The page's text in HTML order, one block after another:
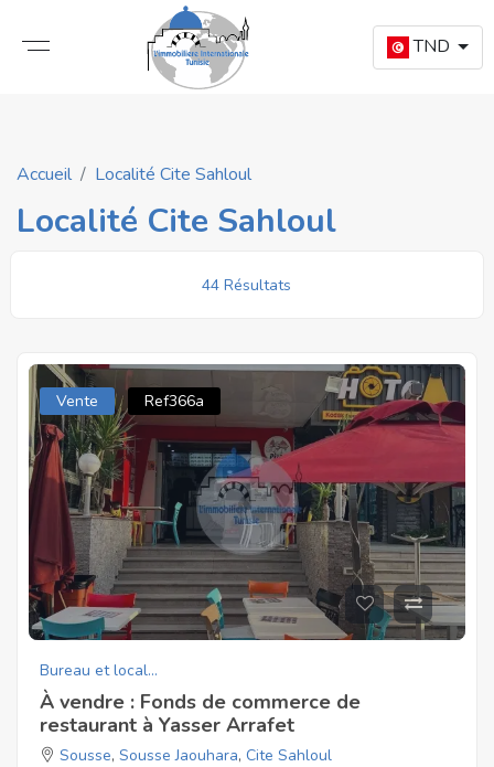
TND
Accueil Localité Cite Sahloul
Localité Cite Sahloul
44 Résultats
Vente Ref366a
Bureau et local...
À vendre : Fonds de commerce de
restaurant à Yasser Arrafet
Sousse, Sousse Jaouhara, Cite Sahloul